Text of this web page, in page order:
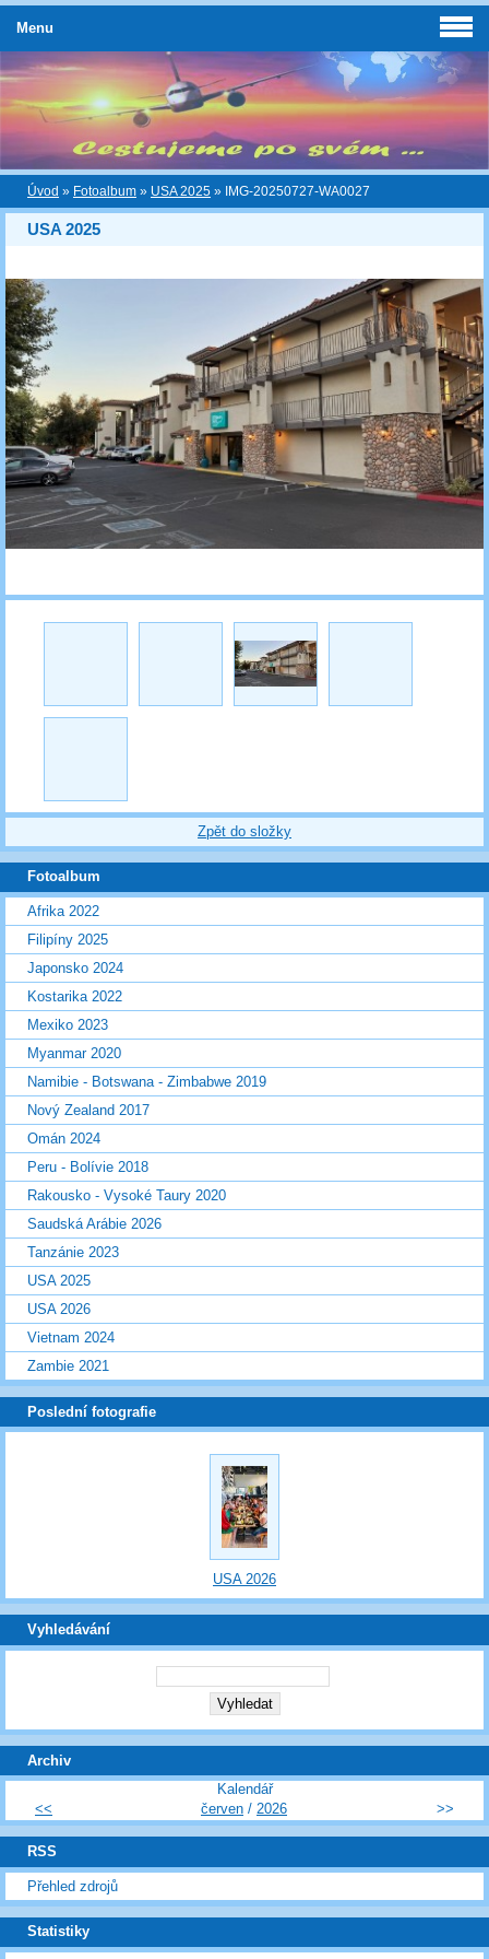
Úvod » Fotoalbum » USA 2025 » IMG-20250727-WA0027
USA 2025
Zpět do složky
Menu
Fotoalbum
Afrika 2022
Filipíny 2025
Japonsko 2024
Kostarika 2022
Mexiko 2023
Myanmar 2020
Namibie - Botswana - Zimbabwe 2019
Nový Zealand 2017
Omán 2024
Peru - Bolívie 2018
Rakousko - Vysoké Taury 2020
Saudská Arábie 2026
Tanzánie 2023
USA 2025
USA 2026
Vietnam 2024
Zambie 2021
Poslední fotografie
USA 2026
Vyhledávání
Archiv
Kalendář
<<
červen / 2026 >>
RSS
Přehled zdrojů
Statistiky